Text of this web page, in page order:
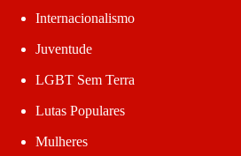
Internacionalismo
Juventude
LGBT Sem Terra
Lutas Populares
Mulheres